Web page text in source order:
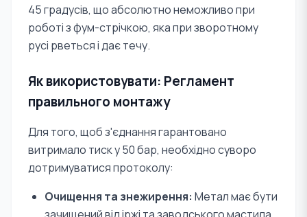
45 градусів, що абсолютно неможливо при
роботі з фум-стрічкою, яка при зворотному
русі рветься і дає течу.
Як використовувати: Регламент
правильного монтажу
Для того, щоб з'єднання гарантовано
витримало тиск у 50 бар, необхідно суворо
дотримуватися протоколу:
Очищення та знежирення: Метал має бути